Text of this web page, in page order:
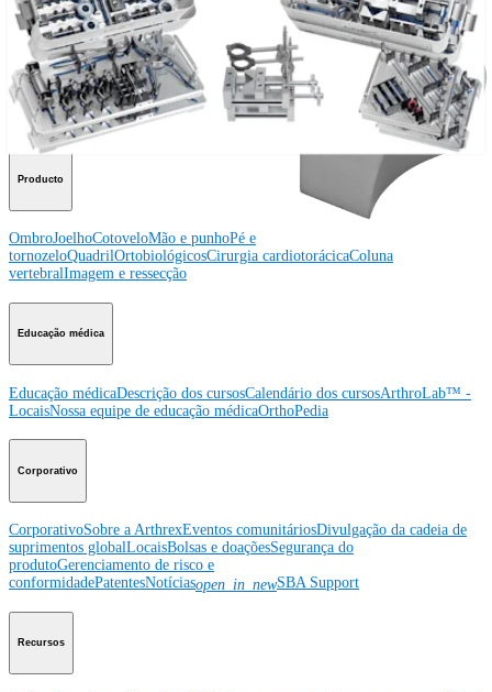
Procedimento
OmbroJoelhoCotoveloMão e punho Pé e
tornozeloQuadrilOrtobiológicos Cirurgia cardiotorácica Coluna vertebral
Producto
OmbroJoelhoCotoveloMão e punhoPé e
tornozeloQuadrilOrtobiológicosCirurgia cardiotorácicaColuna
vertebralImagem e ressecção
Educação médica
Educação médicaDescrição dos cursosCalendário dos cursosArthroLab™ -
LocaisNossa equipe de educação médicaOrthoPedia
Corporativo
CorporativoSobre a ArthrexEventos comunitáriosDivulgação da cadeia de
suprimentos globalLocaisBolsas e doaçõesSegurança do
produtoGerenciamento de risco e
conformidadePatentesNotíciasopen_in_newSBA Support
Recursos